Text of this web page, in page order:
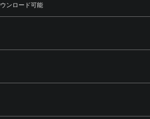
ウンロード可能